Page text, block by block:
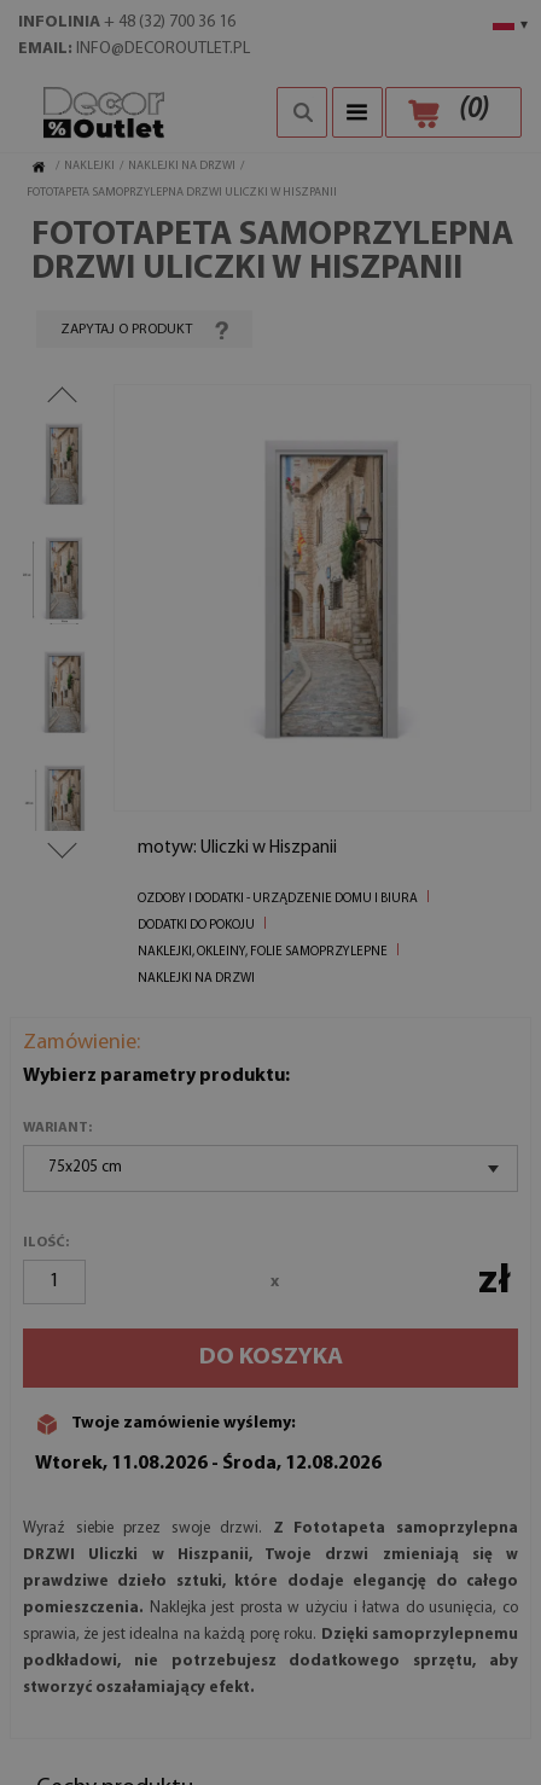
▾
INFOLINIA + 48 (32) 700 36 16
EMAIL: INFO@DECOROUTLET.PL
(0)
/ NAKLEJKI / NAKLEJKI NA DRZWI
/
FOTOTAPETA SAMOPRZYLEPNA DRZWI ULICZKI W HISZPANII
FOTOTAPETA SAMOPRZYLEPNA
DRZWI ULICZKI W HISZPANII
ZAPYTAJ O PRODUKT
motyw: Uliczki w Hiszpanii
OZDOBY I DODATKI - URZĄDZENIE DOMU I BIURA
DODATKI DO POKOJU
NAKLEJKI, OKLEINY, FOLIE SAMOPRZYLEPNE
NAKLEJKI NA DRZWI
Zamówienie:
Wybierz parametry produktu:
WARIANT:
75x205 cm
ILOŚĆ:
x zł
DO KOSZYKA
Twoje zamówienie wyślemy:
Wtorek, 11.08.2026 - Środa, 12.08.2026
Wyraź siebie przez swoje drzwi. Z Fototapeta samoprzylepna
DRZWI Uliczki w Hiszpanii, Twoje drzwi zmieniają się w
prawdziwe dzieło sztuki, które dodaje elegancję do całego
pomieszczenia. Naklejka jest prosta w użyciu i łatwa do usunięcia, co
sprawia, że jest idealna na każdą porę roku.
Dzięki samoprzylepnemu
podkładowi, nie potrzebujesz dodatkowego sprzętu, aby
stworzyć oszałamiający efekt.